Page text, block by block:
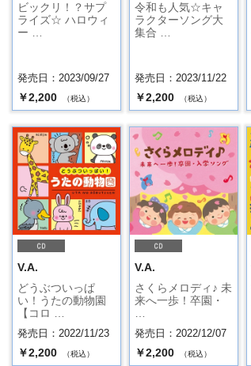
ビックリ！？サプ
ライズ☆ ハロウィ
ー …
発売日：2023/09/27
￥2,200 （税込）
令和も人気☆キャ
ラクターソング大
集合 …
発売日：2023/11/22
￥2,200 （税込）
V.A.
どうぶついっぱ
い！うたの動物園
【コロ …
発売日：2022/11/23
￥2,200 （税込）
V.A.
さくらメロディ♪ 未
来へ一歩！卒園・
発売日：2022/12/07
￥2,200 （税込）